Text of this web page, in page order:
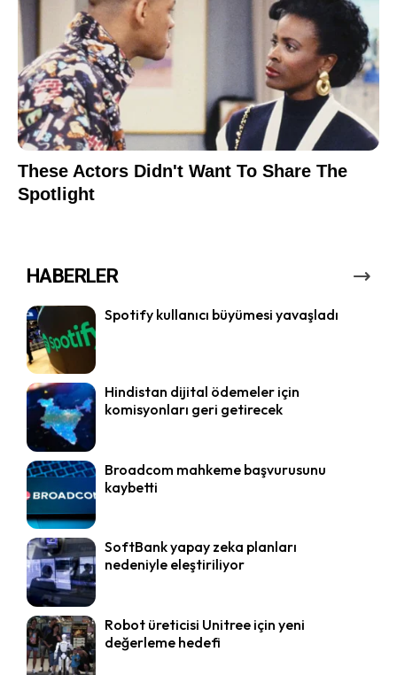
HABERLER
Spotify kullanıcı büyümesi yavaşladı
Hindistan dijital ödemeler için
komisyonları geri getirecek
Broadcom mahkeme başvurusunu
kaybetti
SoftBank yapay zeka planları
nedeniyle eleştiriliyor
Robot üreticisi Unitree için yeni
değerleme hedefi